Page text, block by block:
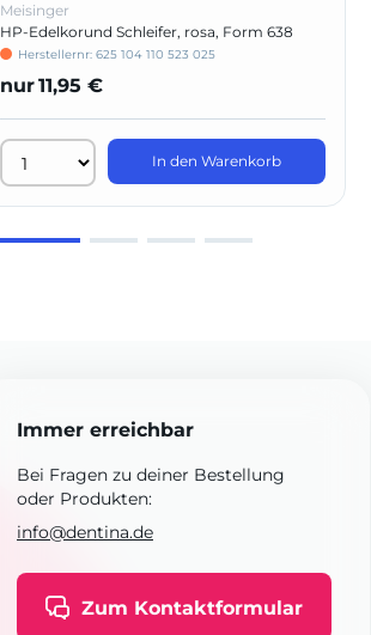
Meisinger
HP-Edelkorund Schleifer, rosa, Form 638
Herstellernr: 625 104 110 523 025
nur11,95 €
In den Warenkorb
Immer erreichbar
Bei Fragen zu deiner Bestellung
oder Produkten:
info@dentina.de
Zum Kontaktformular